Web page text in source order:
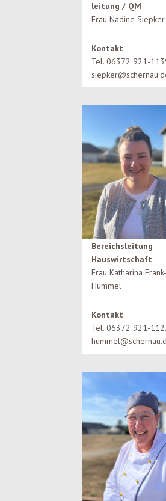
leitung / QM
Frau Nadine Siepker
Kontakt
Tel. 06372 921-
Bereichsleitung
Hauswirtschaft
Frau Katharina Frank-
Hummel
Kontakt
Tel. 06372 921-